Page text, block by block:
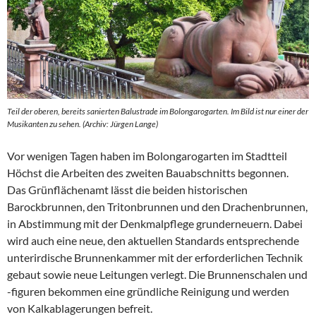
Teil der oberen, bereits sanierten Balustrade im Bolongarogarten. Im Bild ist nur einer der
Musikanten zu sehen. (Archiv: Jürgen Lange)
Vor wenigen Tagen haben im Bolongarogarten im Stadtteil
Höchst die Arbeiten des zweiten Bauabschnitts begonnen.
Das Grünflächenamt lässt die beiden historischen
Barockbrunnen, den Tritonbrunnen und den Drachenbrunnen,
in Abstimmung mit der Denkmalpflege grunderneuern. Dabei
wird auch eine neue, den aktuellen Standards entsprechende
unterirdische Brunnenkammer mit der erforderlichen Technik
gebaut sowie neue Leitungen verlegt. Die Brunnenschalen und
-figuren bekommen eine gründliche Reinigung und werden
von Kalkablagerungen befreit.